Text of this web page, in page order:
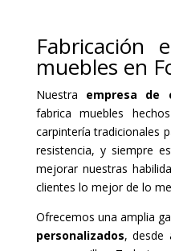
Fabricación
muebles en
Nuestra empresa de
fabrica muebles
carpintería tradicionales
resistencia, y siempre
mejorar nuestras
clientes lo mejor de lo
Ofrecemos una amplia
personalizados, desde